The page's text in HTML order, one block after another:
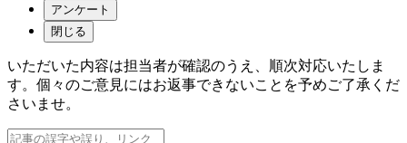
アンケート
閉じる
いただいた内容は担当者が確認のうえ、順次対応いたしま
す。個々のご意見にはお返事できないことを予めご了承くだ
さいませ。